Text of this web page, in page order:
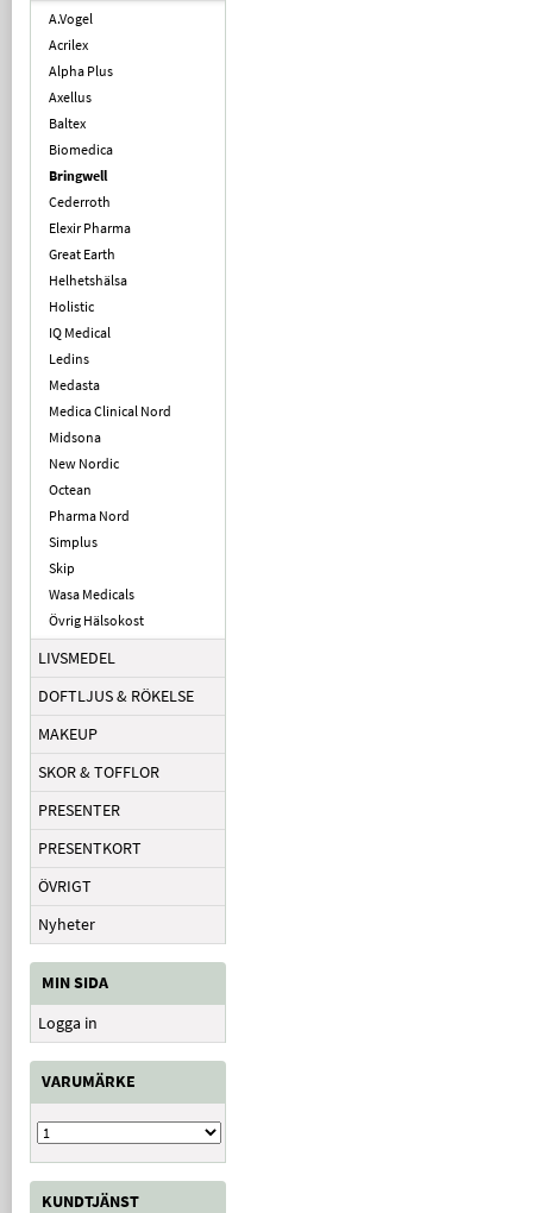
A.Vogel
Acrilex
Alpha Plus
Axellus
Baltex
Biomedica
Bringwell
Cederroth
Elexir Pharma
Great Earth
Helhetshälsa
Holistic
IQ Medical
Ledins
Medasta
Medica Clinical Nord
Midsona
New Nordic
Octean
Pharma Nord
Simplus
Skip
Wasa Medicals
Övrig Hälsokost
LIVSMEDEL
DOFTLJUS & RÖKELSE
MAKEUP
SKOR & TOFFLOR
PRESENTER
PRESENTKORT
ÖVRIGT
Nyheter
MIN SIDA
Logga in
VARUMÄRKE
KUNDTJÄNST